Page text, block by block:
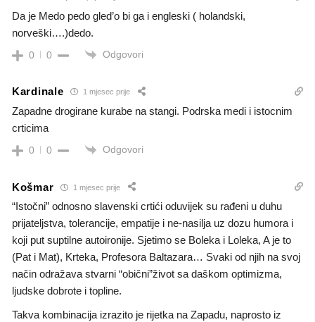
Da je Medo pedo gled’o bi ga i engleski ( holandski,
norveški….)dedo.
0 0 Odgovori
Kardinale 1 mjesec prije
Zapadne drogirane kurabe na stangi. Podrska medi i istocnim
crticima
0 0 Odgovori
Košmar 1 mjesec prije
“Istočni” odnosno slavenski crtići oduvijek su rađeni u duhu
prijateljstva, tolerancije, empatije i ne-nasilja uz dozu humora i
koji put suptilne autoironije. Sjetimo se Boleka i Loleka, A je to
(Pat i Mat), Krteka, Profesora Baltazara… Svaki od njih na svoj
način odražava stvarni “obični”život sa daškom optimizma,
ljudske dobrote i topline.
Takva kombinacija izrazito je rijetka na Zapadu, naprosto iz